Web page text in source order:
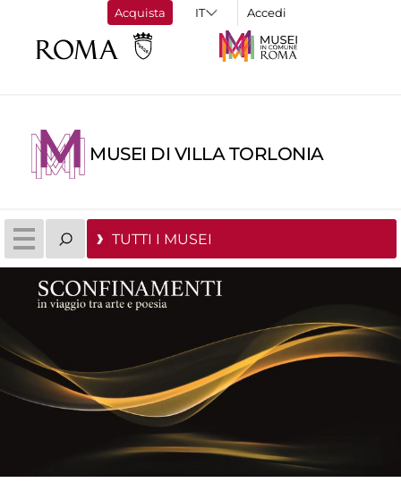
Acquista Accedi
MUSEI DI VILLA TORLONIA
TUTTI I MUSEI